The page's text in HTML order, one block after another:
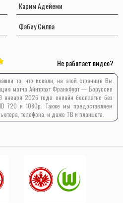
Карим Адейеми
Фабиу Силва
Не работает видео?
то, что искали, на этой странице Вы
матча Айнтрахт Франкфурт — Боруссия
января 2026 года онлайн бесплатно без
720 и 1080p. Также мы предоставляем
телефона, и даже ТВ и планшета.